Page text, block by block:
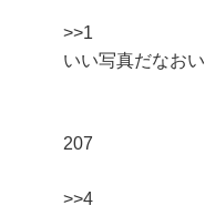
>>1
いい写真だなおい
207
>>4